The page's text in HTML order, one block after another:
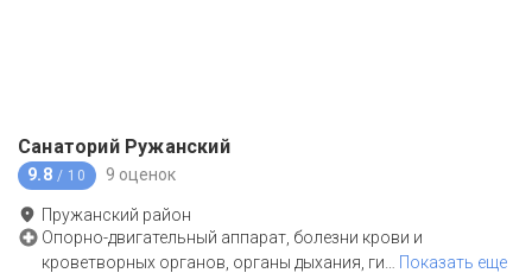
Санаторий Ружанский
9.8 / 10 9 оценок
Пружанский район
Опорно-двигательный аппарат, болезни крови и
кроветворных органов, органы дыхания, ги
Показать еще